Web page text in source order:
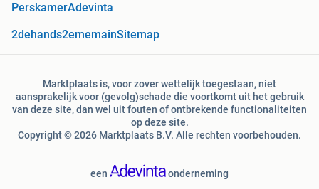
PerskamerAdevinta
2dehands2ememainSitemap
Marktplaats is, voor zover wettelijk toegestaan, niet
aansprakelijk voor (gevolg)schade die voortkomt uit het gebruik
van deze site, dan wel uit fouten of ontbrekende functionaliteiten
op deze site.
Copyright © 2026 Marktplaats B.V. Alle rechten voorbehouden.
een onderneming